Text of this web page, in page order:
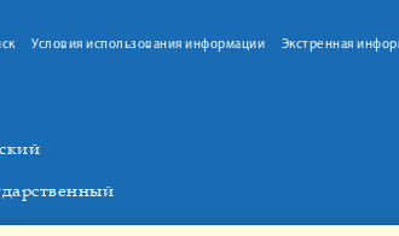
Условия использования информации Экстренная